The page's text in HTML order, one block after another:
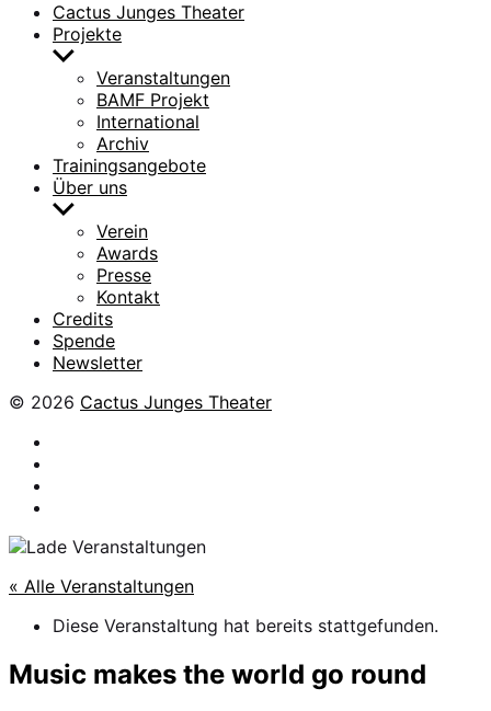
Cactus Junges Theater
Projekte
Untermenü
anzeigenVeranstaltungen
BAMF Projekt
International
Archiv
Trainingsangebote
Über uns
Untermenü
anzeigen
Verein
Awards
Presse
Kontakt
Credits
Spende
Newsletter
© 2026 Cactus Junges Theater
« Alle Veranstaltungen
Diese Veranstaltung hat bereits stattgefunden.
Music makes the world go round